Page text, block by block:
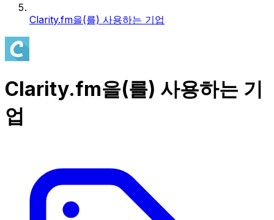
Clarity.fm을(를) 사용하는 기업
Clarity.fm을(를) 사용하는 기
업